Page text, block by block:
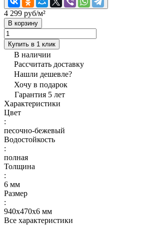
4 299 руб/м²
В корзину
Купить в 1 клик
В наличии
Рассчитать доставку
Нашли дешевле?
Хочу в подарок
Гарантия 5 лет
Характеристики
Цвет
:
песочно-бежевый
Водостойкость
:
полная
Толщина
:
6 мм
Размер
:
940х470х6 мм
Все характеристики